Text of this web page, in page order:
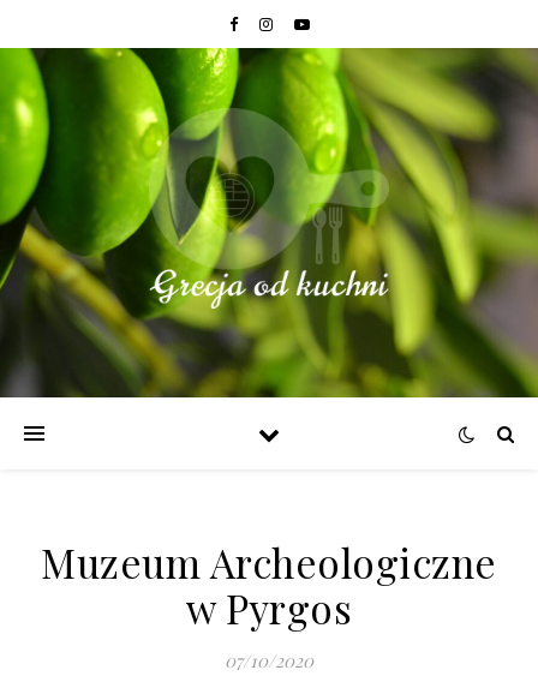
Muzeum Archeologiczne
w Pyrgos
07/10/2020